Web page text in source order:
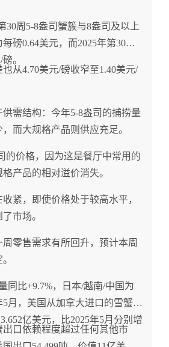
30周5-8盎司蟹簇与8盎司及以上
磅0.64美元，而2025年第30周
。
从4.70美元/磅收窄至1.40美元/
需结构：今年5-8盎司的捕捞量
而大规格产品则供应充足。
的价格，因为这是餐厅中常用的
产品的相对溢价消失。
紧，即使价格处于较高水平，
市场。
零售需求有所回升，预计本周
同比+9.7%，日本/越南/中国为
5月，美国从加拿大进口的雪蟹量
亿美元，比2025年5月分别增
口依赖程度超过任何其他市